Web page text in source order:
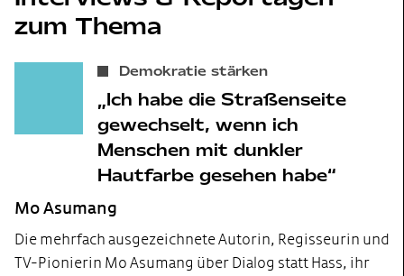
zum Thema
Demokratie stärken
Ich habe die Straßenseite
gewechselt, wenn ich
Menschen mit dunkler
Hautfarbe gesehen habe
Mo Asumang
Die mehrfach ausgezeichnete Autorin, Regisseurin und
TV-Pionierin Mo Asumang über Dialog statt Hass, ihr